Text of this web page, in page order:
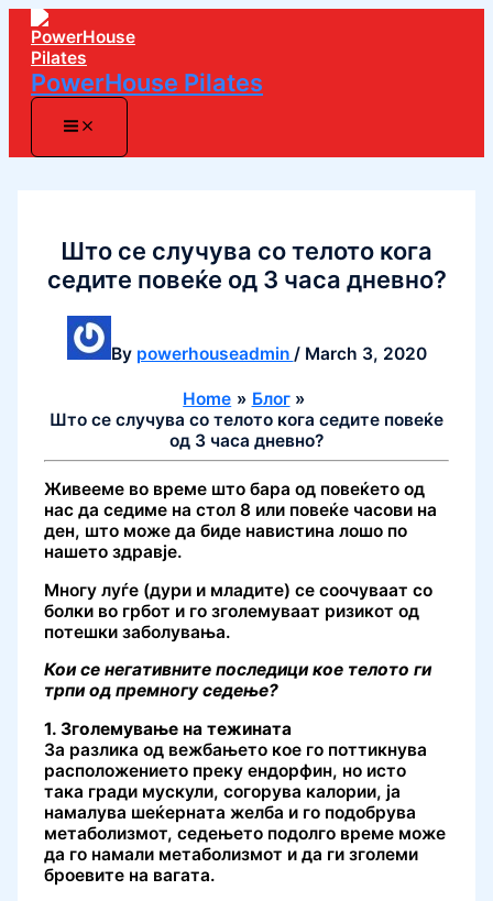
Skip
content
PowerHouse Pilates
Што се случува со телото кога
седите повеќе од 3 часа дневно?
By powerhouseadmin / March 3, 2020
Home
Блог
Што се случува со телото кога седите повеќе
од 3 часа дневно?
Живееме во време што бара од повеќето од
нас да седиме на стол 8 или повеќе часови на
ден, што може да биде навистина лошо по
нашето здравје.
Многу луѓе (дури и младите) се соочуваат со
болки во грбот и го зголемуваат ризикот од
потешки заболувања.
Кои се негативните последици кое телото ги
трпи од премногу седење?
1. Зголемување на тежината
За разлика од вежбањето кое го поттикнува
расположението преку ендорфин, но исто
така гради мускули, согорува калории, ја
намалува шеќерната желба и го подобрува
метаболизмот, седењето подолго време може
да го намали метаболизмот и да ги зголеми
броевите на вагата.